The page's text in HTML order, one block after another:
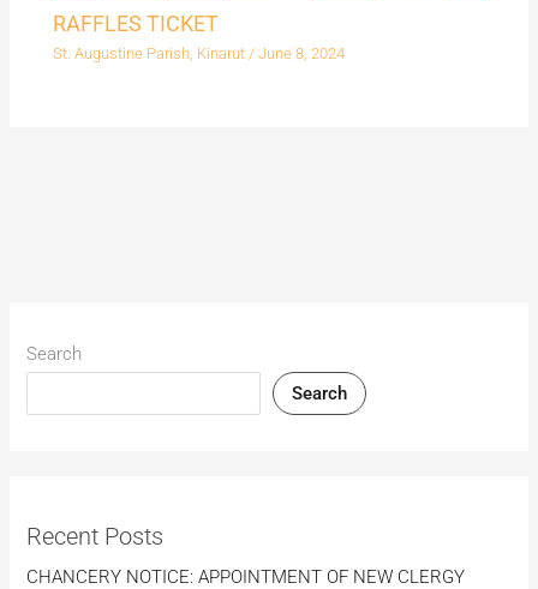
RAFFLES TICKET
St. Augustine Parish, Kinarut /June 8, 2024
Search
Search
Recent Posts
CHANCERY NOTICE: APPOINTMENT OF NEW CLERGY